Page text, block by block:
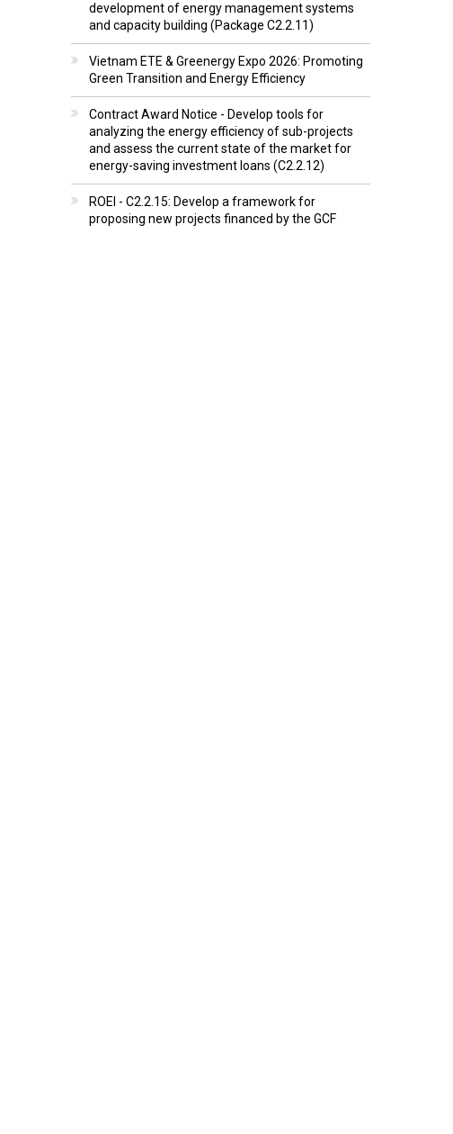
development of energy management systems
and capacity building (Package C2.2.11)
Vietnam ETE & Greenergy Expo 2026: Promoting
Green Transition and Energy Efficiency
Contract Award Notice - Develop tools for
analyzing the energy efficiency of sub-projects
and assess the current state of the market for
energy-saving investment loans (C2.2.12)
ROEI - C2.2.15: Develop a framework for
proposing new projects financed by the GCF